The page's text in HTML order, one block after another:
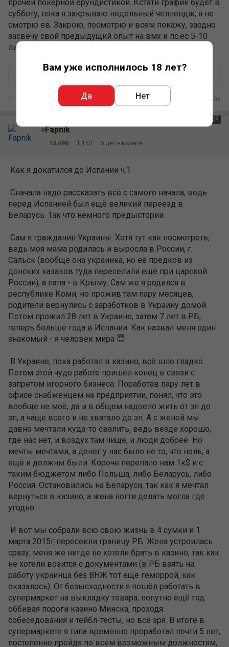
Вам уже исполнилось 18 лет?
Да Нет
прочей покерной ерундистикой. Кстати график будет в
субботу, пока я закрываю недельный челлендж, я не
смотрю ев. Закрою, посмотрю и всем покажу, заодно
засвечу свой предыдущий опыт на вмх и пс.ес 5-10
лимиты.
19.10.2023 08:05
АВТОР
Fapnik
15,496 1,153 5 лет на сайте
Как я докатился до Испании ч.1
Сначала надо рассказать всё с самого начала, ведь
перед Испанией был ещё великий переезд в
Беларусь. Так что немного предыстории.
Сам я гражданин Украины. Хотя тут как посмотреть,
ведь моя мама родилась и выросла в России, г.
Сальск (вообще она украинка, но её предков из
донских казаков туда переселили ещё при царской
России), а папа - в Крыму. Сам же я родился в
республике Коми, но прожив там пару месяцев,
родители вернулись с заработков в Украину домой.
Потом прожил 28 лет в Украине, затем 7 лет в РБ,
теперь больше года в Испании. Как назвал меня один
знакомый - я человек мира 😇
В Украине, пока работал в казино, всё шло гладко.
Потом этой чудо работе пришёл конец в связи с
запретом игорного бизнеса. Поработав пару лет в
офисе снабженцем на предприятии, понял, что это
вообще не моё, да и в общем надоело жить от зп до
зп, а чаще всего и не хватало до зп. А с женой мы
давно мечтали куда-то свалить, ведь везде хорошо,
где нас нет, и воздух там чище, и люди добрее Но
мечты мечтами, а денег у нас было не то, что ноль, а
ещё и должны были. Короче перепало нам 1к$ и с
таким бюджетом либо Польша, либо Беларусь, либо
Россия. Остановились на Беларуси, так как я мечтал
вернуться в казино, а жена ногти делать могла где
угодно.
И вот мы собрали всю свою жизнь в 4 сумки и 1
марта 2015г пересекли границу РБ. Жена устроилась
сразу, меня же нигде не хотели брать в казино, так как
не хотели возится с документами (в РБ взять на
работу украинца без ВНЖ тот ещё геморрой, как
оказалось). От безысходности я пошёл работать в
супермаркет на выкладку товара, попутно ещё год
оббивая пороги казино Минска, проходя
собеседования и тейбл-тесты, но всё зря. В итоге в
супермаркете я типа временно проработал почти 5 лет,
постепенно пройдя по всем возможным должностям,